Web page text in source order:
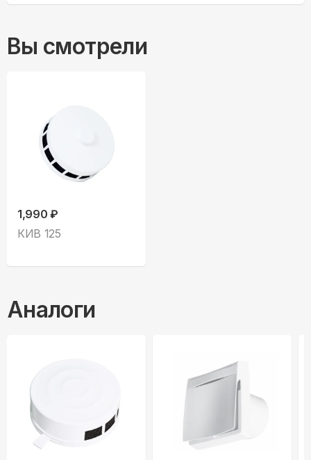
Вы смотрели
1,990 ₽
КИВ 125
Аналоги